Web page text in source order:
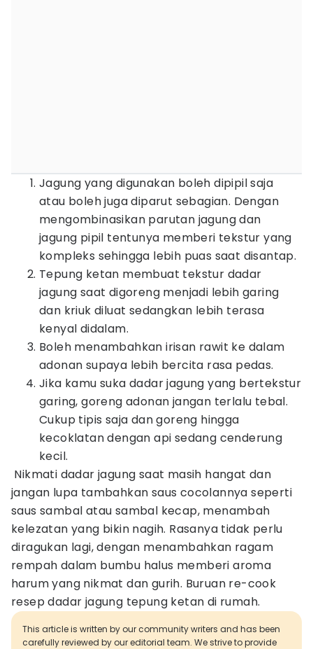
Jagung yang digunakan boleh dipipil saja
atau boleh juga diparut sebagian. Dengan
mengombinasikan parutan jagung dan
jagung pipil tentunya memberi tekstur yang
kompleks sehingga lebih puas saat disantap.
Tepung ketan membuat tekstur dadar
jagung saat digoreng menjadi lebih garing
dan kriuk diluat sedangkan lebih terasa
kenyal didalam.
Boleh menambahkan irisan rawit ke dalam
adonan supaya lebih bercita rasa pedas.
Jika kamu suka dadar jagung yang bertekstur
garing, goreng adonan jangan terlalu tebal.
Cukup tipis saja dan goreng hingga
kecoklatan dengan api sedang cenderung
kecil.
Nikmati dadar jagung saat masih hangat dan
jangan lupa tambahkan saus cocolannya seperti
saus sambal atau sambal kecap, menambah
kelezatan yang bikin nagih. Rasanya tidak perlu
diragukan lagi, dengan menambahkan ragam
rempah dalam bumbu halus memberi aroma
harum yang nikmat dan gurih. Buruan re-cook
resep dadar jagung tepung ketan di rumah.
This article is written by our community writers and has been
carefully reviewed by our editorial team. We strive to provide